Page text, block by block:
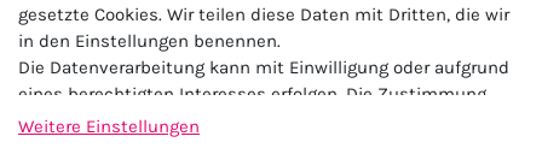
gesetzte Cookies. Wir teilen diese Daten mit Dritten, die wir
in den Einstellungen benennen.
Die Datenverarbeitung kann mit Einwilligung oder aufgrund
eines berechtigten Interesses erfolgen. Die Zustimmung
kann erteilt oder abgelehnt werden. Es besteht das Recht,
Weitere Einstellungen